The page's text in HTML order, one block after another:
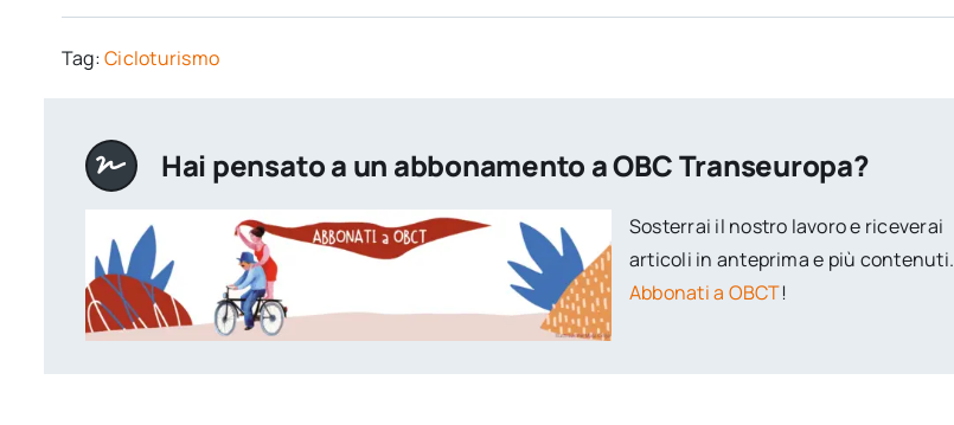
Tag:Cicloturismo
Hai pensato a un abbonamento a OBC Transeuropa?
Sosterrai il nostro lavoro e riceverai
articoli in anteprima e più contenuti.
Abbonati a OBCT!